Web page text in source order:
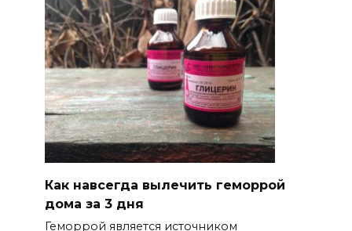
Как навсегда вылечить геморрой
дома за 3 дня
Геморрой является источником